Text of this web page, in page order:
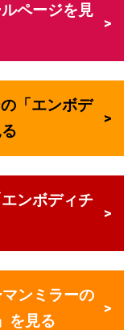
ページを見
「エンボデ
ンボディチ
ンミラーの
を見る